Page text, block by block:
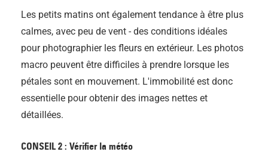
Les petits matins ont également tendance à être plus
calmes, avec peu de vent - des conditions idéales
pour photographier les fleurs en extérieur. Les photos
macro peuvent être difficiles à prendre lorsque les
pétales sont en mouvement. L'immobilité est donc
essentielle pour obtenir des images nettes et
détaillées.
CONSEIL 2 : Vérifier la météo